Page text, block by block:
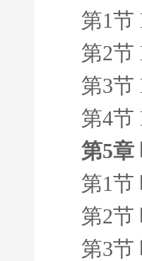
第1节
第2节
第3节
第4节
第5章
第1节
第2节
第3节